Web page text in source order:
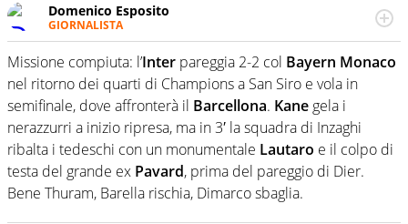
Domenico Esposito
GIORNALISTA
Da vent’anni in campo e sul campo per vivere ogni evento
in tutte le sue sfaccettature. Passione smisurata per il
calcio e per la sfera di cuoio. Il pallone è una cosa
serissima, guai a dirgli di no
Missione compiuta: l’Inter pareggia 2-2 col Bayern Monaco
nel ritorno dei quarti di Champions a San Siro e vola in
semifinale, dove affronterà il Barcellona. Kane gela i
nerazzurri a inizio ripresa, ma in 3′ la squadra di Inzaghi
ribalta i tedeschi con un monumentale Lautaro e il colpo di
testa del grande ex Pavard, prima del pareggio di Dier.
Bene Thuram, Barella rischia, Dimarco sbaglia.